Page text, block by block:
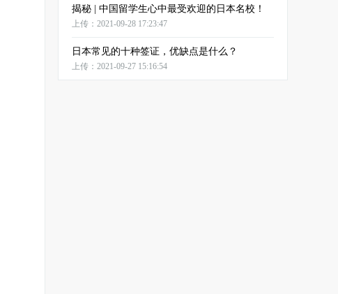
揭秘 | 中国留学生心中最受欢迎的日本名校！
上传：2021-09-28 17:23:47
日本常见的十种签证，优缺点是什么？
上传：2021-09-27 15:16:54